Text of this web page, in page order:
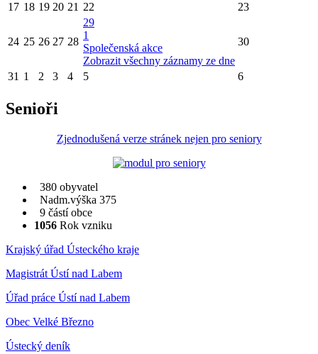
17 18 19 20 21 22 23
24 25 26 27 28
29
1
Společenská akce
Zobrazit všechny záznamy ze dne
30
31 1 2 3 4 5 6
Senioři
Zjednodušená verze stránek nejen pro seniory
380 obyvatel
Nadm.výška 375
9 částí obce
1056 Rok vzniku
Krajský úřad Ústeckého kraje
Magistrát Ústí nad Labem
Úřad práce Ústí nad Labem
Obec Velké Březno
Ústecký deník